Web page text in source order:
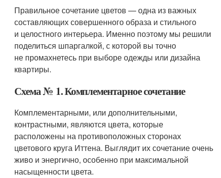
Правильное сочетание цветов — одна из важных
составляющих совершенного образа и стильного
и целостного интерьера. Именно поэтому мы решили
поделиться шпаргалкой, с которой вы точно
не промахнетесь при выборе одежды или дизайна
квартиры.
Схема № 1. Комплементарное сочетание
Комплементарными, или дополнительными,
контрастными, являются цвета, которые
расположены на противоположных сторонах
цветового круга Иттена. Выглядит их сочетание очень
живо и энергично, особенно при максимальной
насыщенности цвета.